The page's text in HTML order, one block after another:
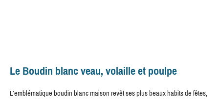
Le Boudin blanc veau, volaille et poulpe
L’emblématique boudin blanc maison revêt ses plus beaux habits de fêtes,